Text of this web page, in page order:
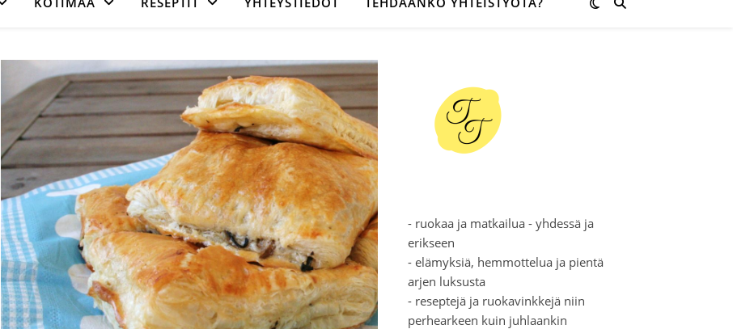
- ruokaa ja matkailua - yhdessä ja
erikseen
- elämyksiä, hemmottelua ja pientä
arjen luksusta
- reseptejä ja ruokavinkkejä niin
perhearkeen kuin juhlaankin